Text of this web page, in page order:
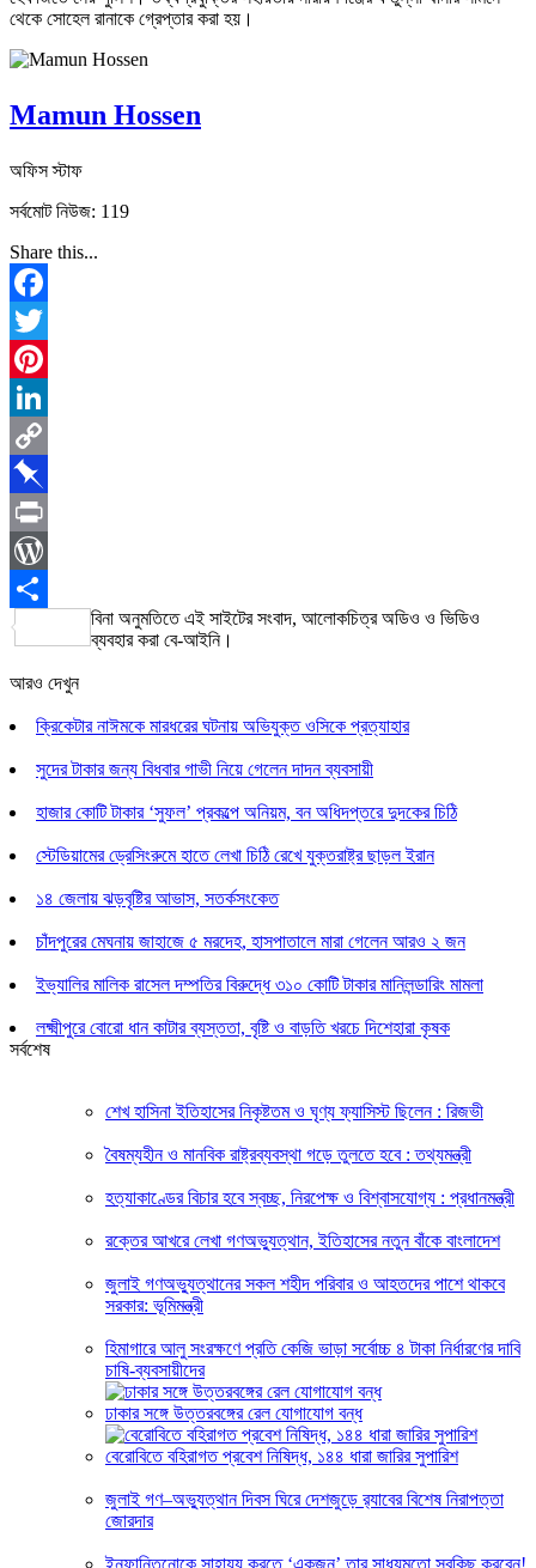
থেকে সোহেল রানাকে গ্রেপ্তার করা হয়।
Mamun Hossen
অফিস স্টাফ
সর্বমোট নিউজ: 119
Share this...
Facebook
Twitter
Pinterest
LinkedIn
Copy
Link
Pinboard
Print
WordPress
Share
বিনা অনুমতিতে এই সাইটের সংবাদ, আলোকচিত্র অডিও ও ভিডিও
ব্যবহার করা বে-আইনি।
আরও দেখুন
ক্রিকেটার নাঈমকে মারধরের ঘটনায় অভিযুক্ত ওসিকে প্রত্যাহার
সুদের টাকার জন্য বিধবার গাভী নিয়ে গেলেন দাদন ব্যবসায়ী
হাজার কোটি টাকার ‘সুফল’ প্রকল্পে অনিয়ম, বন অধিদপ্তরে দুদকের চিঠি
স্টেডিয়ামের ড্রেসিংরুমে হাতে লেখা চিঠি রেখে যুক্তরাষ্ট্র ছাড়ল ইরান
১৪ জেলায় ঝড়বৃষ্টির আভাস, সতর্কসংকেত
চাঁদপুরের মেঘনায় জাহাজে ৫ মরদেহ, হাসপাতালে মারা গেলেন আরও ২ জন
ইভ্যালির মালিক রাসেল দম্পতির বিরুদ্ধে ৩১০ কোটি টাকার মানিলন্ডারিং মামলা
লক্ষ্মীপুরে বোরো ধান কাটার ব্যস্ততা, বৃষ্টি ও বাড়তি খরচে দিশেহারা কৃষক
সর্বশেষ
শেখ হাসিনা ইতিহাসের নিকৃষ্টতম ও ঘৃণ্য ফ্যাসিস্ট ছিলেন : রিজভী
বৈষম্যহীন ও মানবিক রাষ্ট্রব্যবস্থা গড়ে তুলতে হবে : তথ্যমন্ত্রী
হত্যাকাণ্ডের বিচার হবে স্বচ্ছ, নিরপেক্ষ ও বিশ্বাসযোগ্য : প্রধানমন্ত্রী
রক্তের আখরে লেখা গণঅভ্যুত্থান, ইতিহাসের নতুন বাঁকে বাংলাদেশ
জুলাই গণঅভ্যুত্থানের সকল শহীদ পরিবার ও আহতদের পাশে থাকবে
সরকার: ভূমিমন্ত্রী
হিমাগারে আলু সংরক্ষণে প্রতি কেজি ভাড়া সর্বোচ্চ ৪ টাকা নির্ধারণের দাবি
চাষি-ব্যবসায়ীদের
ঢাকার সঙ্গে উত্তরবঙ্গের রেল যোগাযোগ বন্ধ
বেরোবিতে বহিরাগত প্রবেশ নিষিদ্ধ, ১৪৪ ধারা জারির সুপারিশ
জুলাই গণ–অভ্যুত্থান দিবস ঘিরে দেশজুড়ে র‌্যাবের বিশেষ নিরাপত্তা
জোরদার
ইনফান্তিনোকে সাহায্য করতে ‘একজন’ তার সাধ্যমতো সবকিছু করবেন!